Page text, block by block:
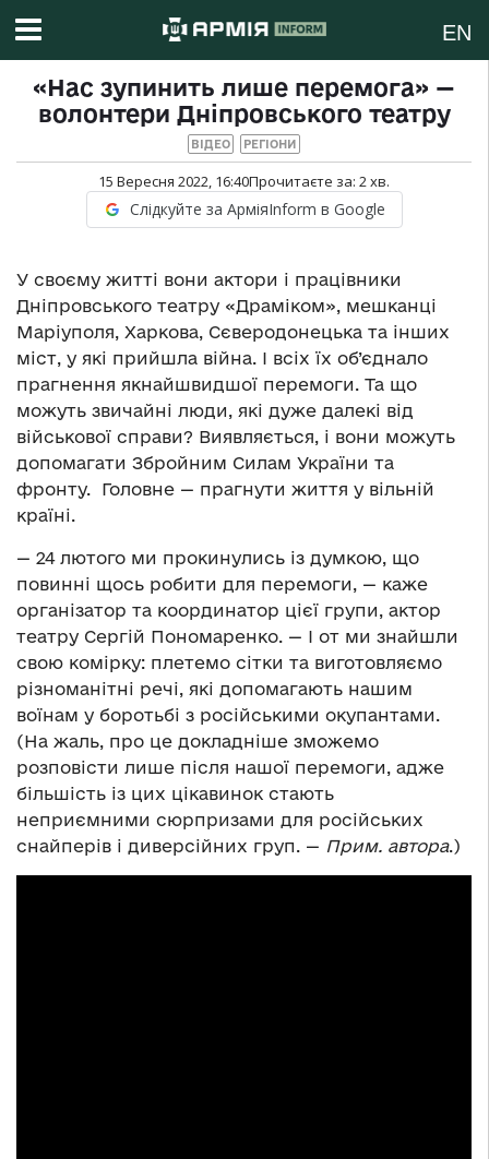
EN
«Нас зупинить лише перемога» —
волонтери Дніпровського театру
ВІДЕО РЕГІОНИ
15 Вересня 2022, 16:40Прочитаєте за: 2хв.
Слідкуйте за АрміяInform в Google
У своєму житті вони актори і працівники
Дніпровського театру «Драміком», мешканці
Маріуполя, Харкова, Сєверодонецька та інших
міст, у які прийшла війна. І всіх їх об’єднало
прагнення якнайшвидшої перемоги. Та що
можуть звичайні люди, які дуже далекі від
військової справи? Виявляється, і вони можуть
допомагати Збройним Силам України та
фронту. Головне — прагнути життя у вільній
країні.
— 24 лютого ми прокинулись із думкою, що
повинні щось робити для перемоги, — каже
організатор та координатор цієї групи, актор
театру Сергій Пономаренко. — І от ми знайшли
свою комірку: плетемо сітки та виготовляємо
різноманітні речі, які допомагають нашим
воїнам у боротьбі з російськими окупантами.
(На жаль, про це докладніше зможемо
розповісти лише після нашої перемоги, адже
більшість із цих цікавинок стають
неприємними сюрпризами для російських
снайперів і диверсійних груп. — Прим. автора.)